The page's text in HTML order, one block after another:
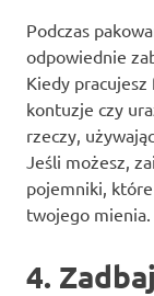
Podczas
odpowiednie
Kiedy
kontuzje czy
rzeczy,
Jeśli możesz,
pojemniki,
twojego mienia.
4.